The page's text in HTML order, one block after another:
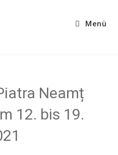
Menü
Neamț
12. bis 19.